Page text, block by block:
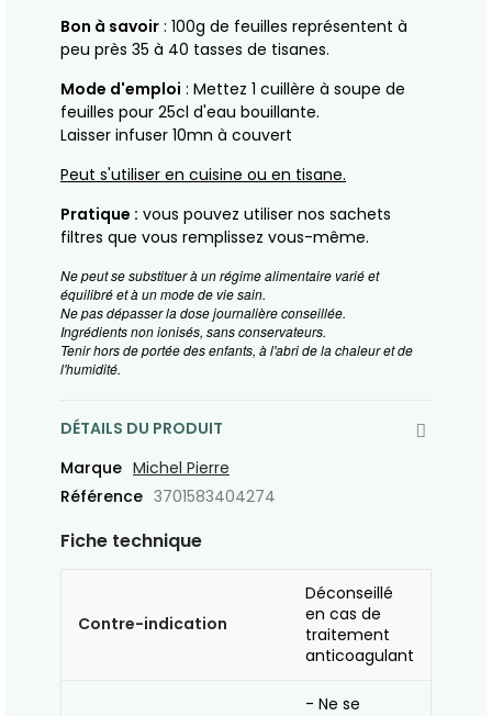
Bon à savoir : 100g de feuilles représentent à
peu près 35 à 40 tasses de tisanes.
Mode d'emploi : Mettez 1 cuillère à soupe de
feuilles pour 25cl d'eau bouillante.
Laisser infuser 10mn à couvert
Peut s'utiliser en cuisine ou en tisane.
Pratique : vous pouvez utiliser nos sachets
filtres que vous remplissez vous-même.
Ne peut se substituer à un régime alimentaire varié et
équilibré et à un mode de vie sain.
Ne pas dépasser la dose journalière conseillée.
Ingrédients non ionisés, sans conservateurs.
Tenir hors de portée des enfants, à l'abri de la chaleur et de
l'humidité.
DÉTAILS DU PRODUIT
Marque Michel Pierre
Référence 3701583404274
Fiche technique
Contre-indication
Déconseillé
en cas de
traitement
anticoagulant
- Ne se